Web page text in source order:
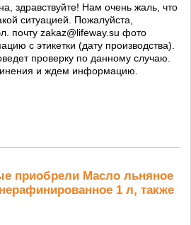
здравствуйте! Нам очень жаль, что
ситуацией. Пожалуйста,
почту zakaz@lifeway.su фото
с этикетки (дату производства).
проверку по данному случаю.
и ждем информацию.
приобрели Масло льняное
1 л, также